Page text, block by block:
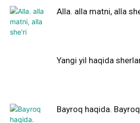
Alla. alla matni, alla
Yangi yil haqida
Bayroq haqida.